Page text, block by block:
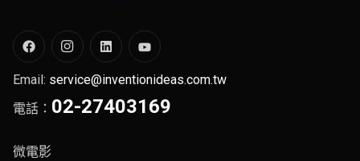
Email: service@inventionideas.com.tw
電話： 02-27403169
微電影